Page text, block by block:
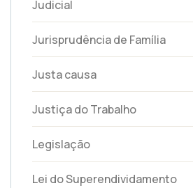
Judicial
Jurisprudência de Família
Justa causa
Justiça do Trabalho
Legislação
Lei do Superendividamento